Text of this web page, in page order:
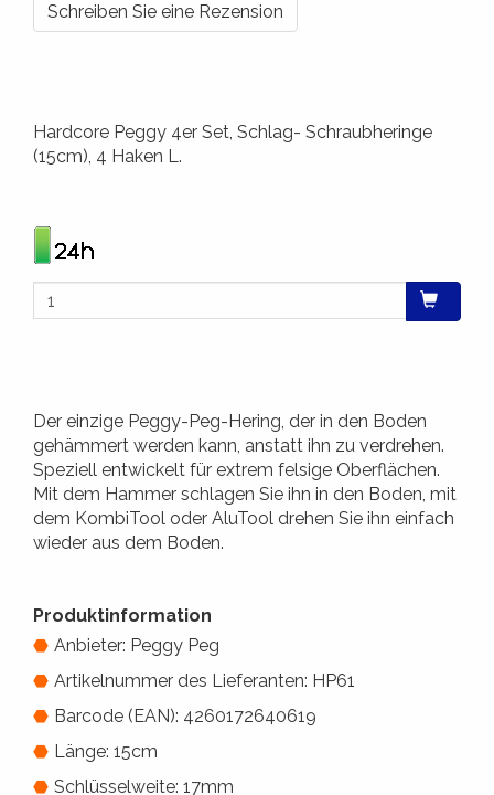
Schreiben Sie eine Rezension
Hardcore Peggy 4er Set, Schlag- Schraubheringe
(15cm), 4 Haken L.
Der einzige Peggy-Peg-Hering, der in den Boden
gehämmert werden kann, anstatt ihn zu verdrehen.
Speziell entwickelt für extrem felsige Oberflächen.
Mit dem Hammer schlagen Sie ihn in den Boden, mit
dem KombiTool oder AluTool drehen Sie ihn einfach
wieder aus dem Boden.
Produktinformation
Anbieter: Peggy Peg
Artikelnummer des Lieferanten: HP61
Barcode (EAN): 4260172640619
Länge: 15cm
Schlüsselweite: 17mm